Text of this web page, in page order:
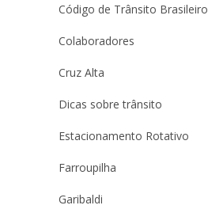
Código de Trânsito Brasileiro
Colaboradores
Cruz Alta
Dicas sobre trânsito
Estacionamento Rotativo
Farroupilha
Garibaldi